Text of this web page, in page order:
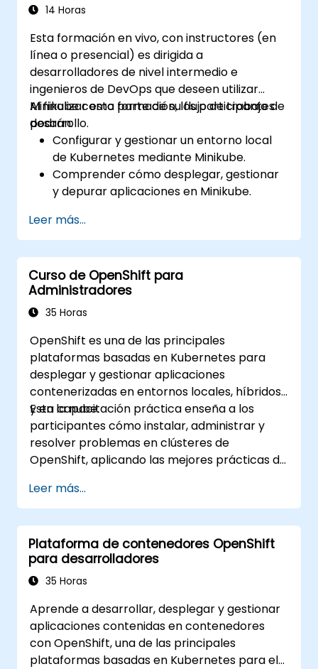
Utilizar Minikube para desarrollar, probar
14 Horas
Esta formación en vivo, con instructores (en
línea o presencial) es dirigida a
desarrolladores de nivel intermedio e
ingenieros de DevOps que deseen utilizar
Minikube como parte de su flujo de trabajo de
desarrollo.
Al finalizar esta formación, los participantes
podrán:
Configurar y gestionar un entorno local
de Kubernetes mediante Minikube.
Comprender cómo desplegar, gestionar
y depurar aplicaciones en Minikube.
integración continua y despliegue
continuo.
Optimizar su proceso de desarrollo
aprovechando las funciones avanzadas
de Minikube.
Aplicar las mejores prácticas para el
Leer más...
Curso de OpenShift para
Administradores
35 Horas
OpenShift es una de las principales
plataformas basadas en Kubernetes para
desplegar y gestionar aplicaciones
contenerizadas en entornos locales, híbridos
y en la nube.
Esta capacitación práctica enseña a los
participantes cómo instalar, administrar y
resolver problemas en clústeres de
OpenShift, aplicando las mejores prácticas de
ejercicios prácticos, los participantes
adquieren las habilidades necesarias para
gestionar con confianza entornos de
OpenShift listos para producción.
Leer más...
Plataforma de contenedores OpenShift
para desarrolladores
35 Horas
Aprende a desarrollar, desplegar y gestionar
aplicaciones contenidas en contenedores
con OpenShift, una de las principales
plataformas basadas en Kubernetes para el